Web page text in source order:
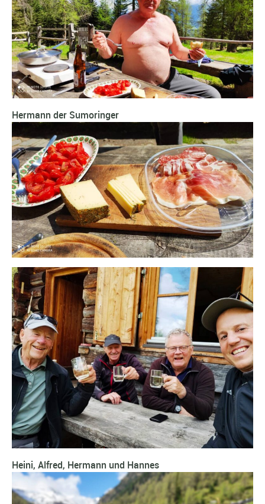
Hermann der Sumoringer
Heini, Alfred, Hermann und Hannes